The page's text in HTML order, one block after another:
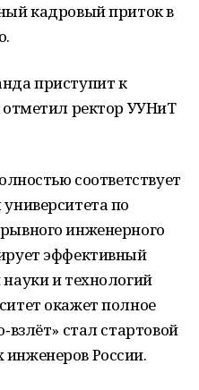
кадровый приток в
приступит к
ректор УУНиТ
соответствует
по
инженерного
эффективный
и технологий
окажет полное
стал стартовой
России.